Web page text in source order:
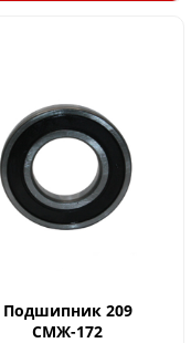
Подшипник 209
СМЖ-172